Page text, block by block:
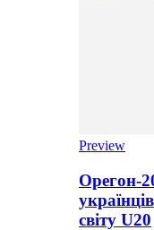
Preview
Орегон-
світу U20